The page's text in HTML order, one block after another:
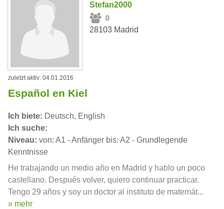
Stefan2000
0
28103 Madrid
zuletzt aktiv: 04.01.2016
Español en Kiel
Ich biete: Deutsch, English
Ich suche:
Niveau: von: A1 - Anfänger bis: A2 - Grundlegende
Kenntnisse
He trabajando un medio año en Madrid y hablo un poco
castellano. Después volver, quiero continuar practicar.
Tengo 29 años y soy un doctor al instituto de matemát...
» mehr